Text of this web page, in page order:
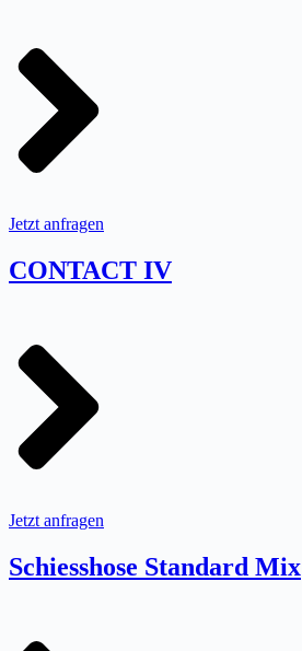
Jetzt anfragen
CONTACT IV
Jetzt anfragen
Schiesshose Standard Mix